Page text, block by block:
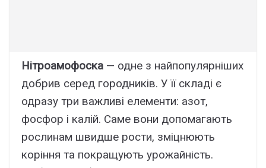
Нітроамофоска — одне з найпопулярніших
добрив серед городників. У її складі є
одразу три важливі елементи: азот,
фосфор і калій. Саме вони допомагають
рослинам швидше рости, зміцнюють
коріння та покращують урожайність.